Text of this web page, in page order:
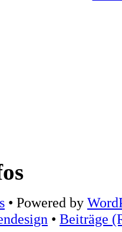
• Powered by
• Beiträge